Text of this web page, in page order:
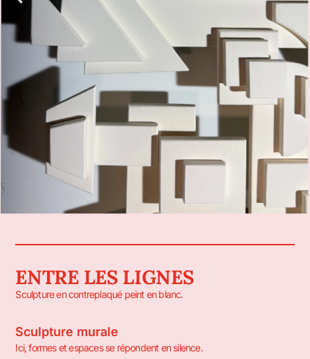
ENTRE LES LIGNES
Sculpture en contreplaqué peint en blanc.
Sculpture murale
Ici, formes et espaces se répondent en silence.